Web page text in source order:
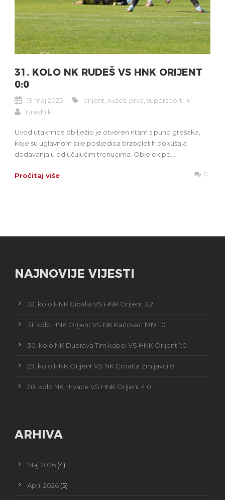
31. KOLO NK RUDEŠ VS HNK ORIJENT
0:0
19 maj 2025 orijent rudeš prva supersport nl
Urednik
Uvod utakmice obilježio je otvoren ritam s puno grešaka,
koje su uglavnom bile posljedica brzopletih pokušaja
dodavanja u odlučujućim trenucima. Obje ekipe...
Pročitaj više 0
NAJNOVIJE VIJESTI
32. kolo HNK Cibalia VS HNK Orijent 3:2
31. kolo HNK Orijent VS NK Karlovac 1919 1:0
30. kolo NK Dubrava Tim kabel VS HNK Orijent 1:0
29. kolo HNK Orijent VS NK Croatia Zmijavci 0:1
28. kolo NK Hrvace VS HNK Orijent 4:0
ARHIVA
Maj 2026 (4)
April 2026 (5)